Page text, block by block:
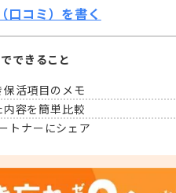
口コミ）を書く
できること
保活項目のメモ
内容を簡単比較
トナーにシェア